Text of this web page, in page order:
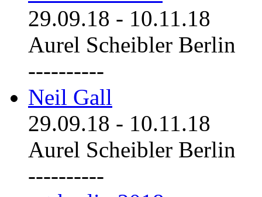
29.09.18 - 10.11.18
Aurel Scheibler Berlin
----------
Neil Gall
29.09.18 - 10.11.18
Aurel Scheibler Berlin
----------